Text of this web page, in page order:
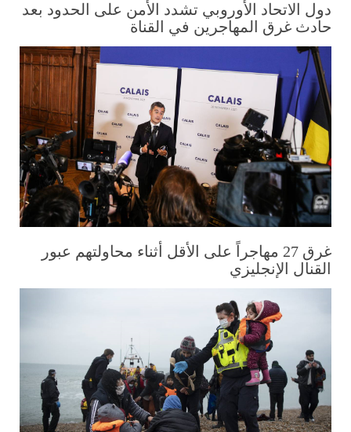
دول الاتحاد الأوروبي تشدد الأمن على الحدود بعد
حادث غرق المهاجرين في القناة
غرق 27 مهاجراً على الأقل أثناء محاولتهم عبور
القنال الإنجليزي